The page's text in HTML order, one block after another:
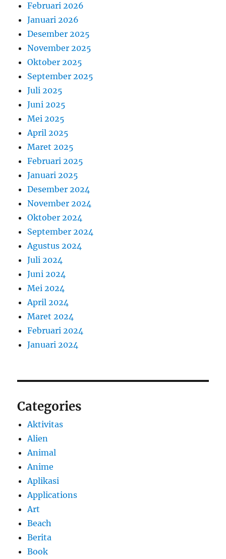
Februari 2026
Januari 2026
Desember 2025
November 2025
Oktober 2025
September 2025
Juli 2025
Juni 2025
Mei 2025
April 2025
Maret 2025
Februari 2025
Januari 2025
Desember 2024
November 2024
Oktober 2024
September 2024
Agustus 2024
Juli 2024
Juni 2024
Mei 2024
April 2024
Maret 2024
Februari 2024
Januari 2024
Categories
Aktivitas
Alien
Animal
Anime
Aplikasi
Applications
Art
Beach
Berita
Book